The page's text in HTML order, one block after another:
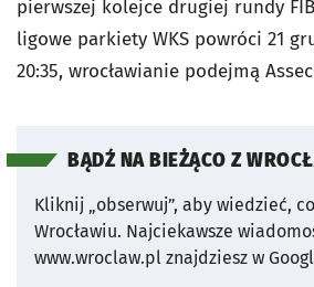
pierwszej kolejce drugiej rundy
ligowe parkiety WKS powróci 21
20:35, wrocławianie podejmą
BĄDŹ NA BIEŻĄCO Z
Kliknij „obserwuj”, aby wiedzieć,
Wrocławiu. Najciekawsze
www.wroclaw.pl znajdziesz w